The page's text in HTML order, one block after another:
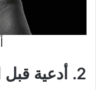
2. أدعية قبل الامتحان